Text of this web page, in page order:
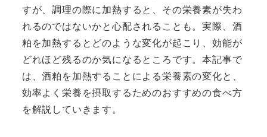
すが、調理の際に加熱すると、その栄養素が失わ
れるのではないかと心配されることも。実際、酒
粕を加熱するとどのような変化が起こり、効能が
どれほど残るのか気になるところです。本記事で
は、酒粕を加熱することによる栄養素の変化と、
効率よく栄養を摂取するためのおすすめの食べ方
を解説していきます。